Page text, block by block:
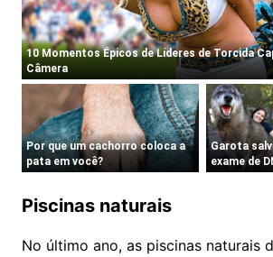
Piscinas naturais
No último ano, as piscinas naturais